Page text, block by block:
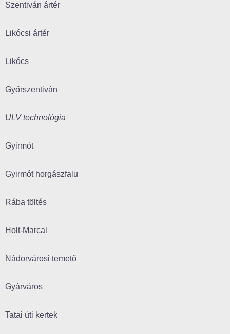
Szentiván ártér
Likócsi ártér
Likócs
Győrszentiván
ULV technológia
Gyirmót
Gyirmót horgászfalu
Rába töltés
Holt-Marcal
Nádorvárosi temető
Gyárváros
Tatai úti kertek